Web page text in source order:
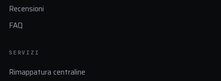
Recensioni
FAQ
SERVIZI
Rimappatura centraline